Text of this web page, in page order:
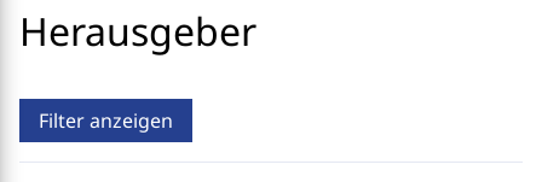
Herausgeber
Filter anzeigen